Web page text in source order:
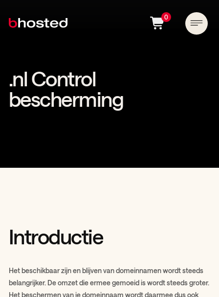
0
.nl Control
bescherming
Introductie
Het beschikbaar zijn en blijven van domeinnamen wordt steeds
belangrijker. De omzet die ermee gemoeid is wordt steeds groter.
Het beschermen van je domeinnaam wordt daarmee dus ook